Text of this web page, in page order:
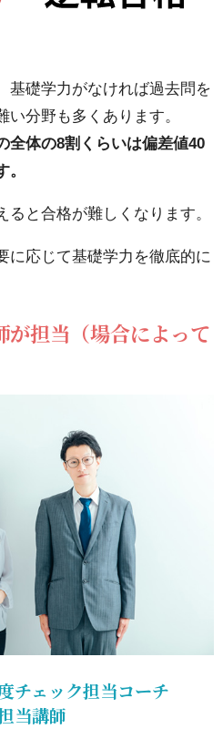
基礎学力がなければ過去問を
分野も多くあります。
全体の8割くらいは偏差値40
と合格が難しくなります。
に応じて基礎学力を徹底的に
が担当（場合によって
チェック担当コーチ
当講師